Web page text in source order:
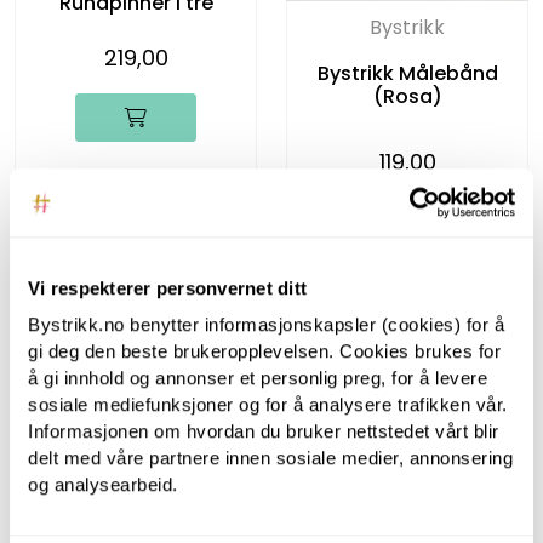
Vi respekterer personvernet ditt
Bystrikk.no benytter informasjonskapsler (cookies) for å
gi deg den beste brukeropplevelsen. Cookies brukes for
å gi innhold og annonser et personlig preg, for å levere
sosiale mediefunksjoner og for å analysere trafikken vår.
Informasjonen om hvordan du bruker nettstedet vårt blir
delt med våre partnere innen sosiale medier, annonsering
og analysearbeid.
219,00
Bystrikk
Bystrikk Målebånd
(Rosa)
119,00